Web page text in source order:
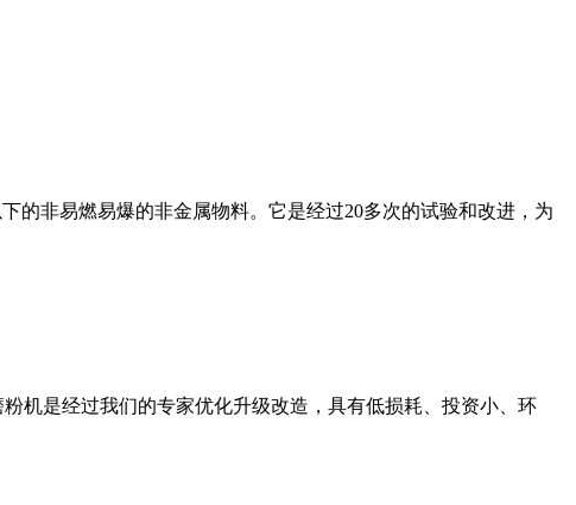
的非易燃易爆的非金属物料。它是经过20多次的试验和改进，为
机是经过我们的专家优化升级改造，具有低损耗、投资小、环